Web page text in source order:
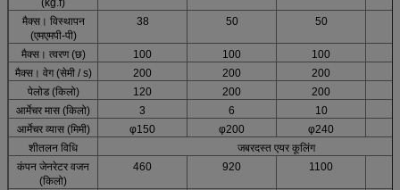
(kg.f)
मैक्स। विस्थापन
(एमएमपी-पी)
38 50 50
मैक्स। त्वरण (छ) 100 100
100
मैक्स। वेग (सेमी / s) 200 200
200
पेलोड (किलो)
120 200
200
आर्मेचर मास (किलो)
3 6
10
आर्मेचर व्यास (मिमी)
φ150 φ200 φ240
शीतलन विधि
जबरदस्त एयर कूलिंग
कंपन जेनरेटर वजन
(किलो)
460 920 1100